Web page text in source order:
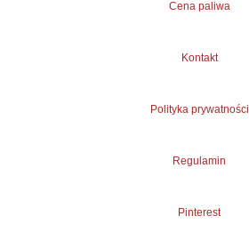
Cena paliwa
Kontakt
Polityka prywatności
Regulamin
Pinterest